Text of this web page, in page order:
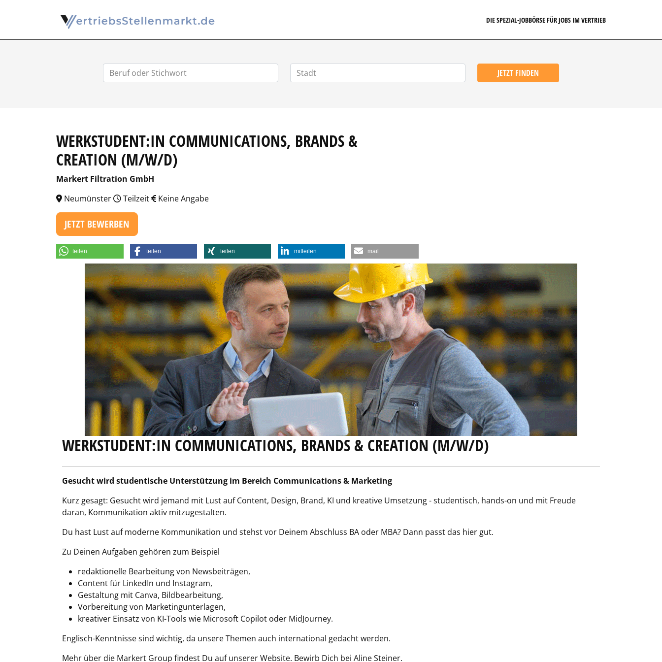
DIE SPEZIAL-JOBBÖRSE FÜR JOBS IM VERTRIEB
JETZT FINDEN
WERKSTUDENT:IN COMMUNICATIONS, BRANDS &
CREATION (M/W/D)
Markert Filtration GmbH
Neumünster
Teilzeit Keine Angabe
JETZT BEWERBEN
teilen teilen teilen mitteilen mail
WERKSTUDENT:IN COMMUNICATIONS, BRANDS & CREATION (M/W/D)
Gesucht wird studentische Unterstützung im Bereich Communications & Marketing
Kurz gesagt: Gesucht wird jemand mit Lust auf Content, Design, Brand, KI und kreative Umsetzung - studentisch, hands-on und mit Freude
daran, Kommunikation aktiv mitzugestalten.
Du hast Lust auf moderne Kommunikation und stehst vor Deinem Abschluss BA oder MBA? Dann passt das hier gut.
Zu Deinen Aufgaben gehören zum Beispiel
redaktionelle Bearbeitung von Newsbeiträgen,
Content für LinkedIn und Instagram,
Gestaltung mit Canva, Bildbearbeitung,
Vorbereitung von Marketingunterlagen,
kreativer Einsatz von KI-Tools wie Microsoft Copilot oder MidJourney.
Englisch-Kenntnisse sind wichtig, da unsere Themen auch international gedacht werden.
Mehr über die Markert Group findest Du auf unserer Website. Bewirb Dich bei Aline Steiner.